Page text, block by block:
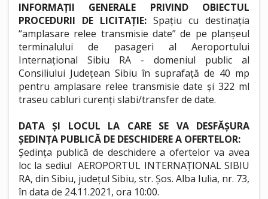
INFORMAȚII GENERALE PRIVIND OBIECTUL
PROCEDURII DE LICITAȚIE: Spațiu cu destinația
“amplasare relee transmisie date” de pe planșeul
terminalului de pasageri al Aeroportului
Internațional Sibiu RA - domeniul public al
Consiliului Județean Sibiu în suprafață de 40 mp
pentru amplasare relee transmisie date și 322 ml
traseu cabluri curenți slabi/transfer de date.
DATA ȘI LOCUL LA CARE SE VA DESFĂȘURA
ȘEDINȚA PUBLICĂ DE DESCHIDERE A OFERTELOR:
Ședința publică de deschidere a ofertelor va avea
loc la sediul AEROPORTUL INTERNAȚIONAL SIBIU
RA, din Sibiu, județul Sibiu, str. Șos. Alba Iulia, nr. 73,
în data de 24.11.2021, ora 10:00.